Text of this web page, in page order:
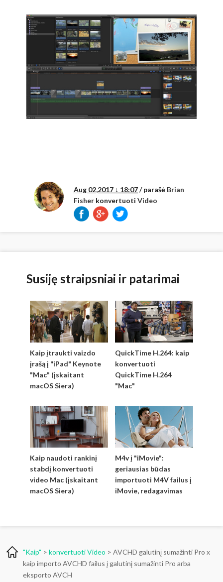
Aug 02,2017 ↓ 18:07/ parašė Brian
Fisher konvertuotiVideo
Susiję straipsniai ir patarimai
Kaip įtraukti vaizdo
įrašą į "iPad" Keynote
"Mac" (įskaitant
macOS Siera)
QuickTime H.264: kaip
konvertuoti
QuickTime H.264
"Mac"
Kaip naudoti rankinį
stabdį konvertuoti
video Mac (įskaitant
macOS Siera)
M4v į "iMovie":
geriausias būdas
importuoti M4V failus į
iMovie, redagavimas
"Kaip" >konvertuoti Video > AVCHD galutinį sumažinti Pro x
kaip importo AVCHD failus į galutinį sumažinti Pro arba
eksporto AVCH